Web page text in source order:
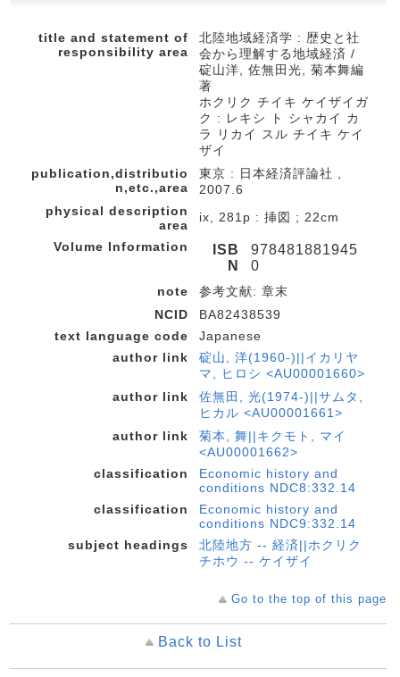
title and statement of
responsibility area
北陸地域経済学 : 歴史と社
会から理解する地域経済 /
碇山洋, 佐無田光, 菊本舞編
著
ホクリク チイキ ケイザイガ
ク : レキシ ト シャカイ カ
ラ リカイ スル チイキ ケイ
ザイ
publication,distributio
n,etc.,area
東京 : 日本経済評論社 ,
2007.6
physical description
area
ix, 281p : 挿図 ; 22cm
Volume Information
ISB
N
978481881945
0
note
参考文献: 章末
NCID
BA82438539
text language code
Japanese
author link
碇山, 洋(1960-)||イカリヤ
マ, ヒロシ <AU00001660>
author link
佐無田, 光(1974-)||サムタ,
ヒカル <AU00001661>
author link
菊本, 舞||キクモト, マイ
<AU00001662>
classification
Economic history and
conditions NDC8:332.14
classification
Economic history and
conditions NDC9:332.14
subject headings
北陸地方 -- 経済||ホクリク
チホウ -- ケイザイ
Go to the top of this page
Back to List